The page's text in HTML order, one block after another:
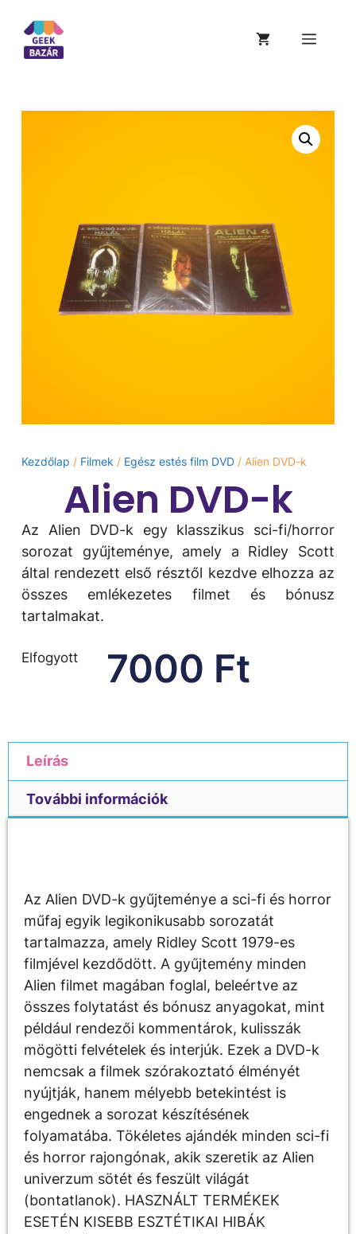
Kezdőlap / Filmek / Egész estés film DVD/ Alien DVD-k
Alien DVD-k
Az Alien DVD-k egy klasszikus sci-fi/horror
sorozat gyűjteménye, amely a Ridley Scott
által rendezett első résztől kezdve elhozza az
összes emlékezetes filmet és bónusz
tartalmakat.
7000 Ft
Elfogyott
Leírás
További információk
Az Alien DVD-k gyűjteménye a sci-fi és horror
műfaj egyik legikonikusabb sorozatát
tartalmazza, amely Ridley Scott 1979-es
filmjével kezdődött. A gyűjtemény minden
Alien filmet magában foglal, beleértve az
összes folytatást és bónusz anyagokat, mint
például rendezői kommentárok, kulisszák
mögötti felvételek és interjúk. Ezek a DVD-k
nemcsak a filmek szórakoztató élményét
nyújtják, hanem mélyebb betekintést is
engednek a sorozat készítésének
folyamatába. Tökéletes ajándék minden sci-fi
és horror rajongónak, akik szeretik az Alien
univerzum sötét és feszült világát
(bontatlanok). HASZNÁLT TERMÉKEK
ESETÉN KISEBB ESZTÉTIKAI HIBÁK